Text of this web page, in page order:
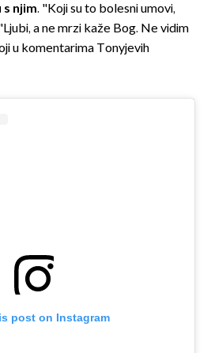
s njim. "Koji su to bolesni umovi,
a ne mrzi kaže Bog. Ne vidim
u komentarima Tonyjevih
post on Instagram